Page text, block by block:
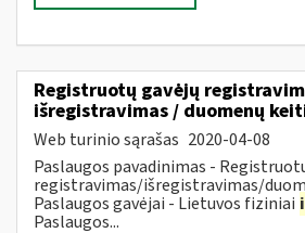
Registruotų gavėjų
išregistravimas / duomenų
Web turinio sąrašas 2020-04-08
Paslaugos pavadinimas -
registravimas/išregistravimas/
Paslaugos gavėjai - Lietuvos fiziniai
Paslaugos...